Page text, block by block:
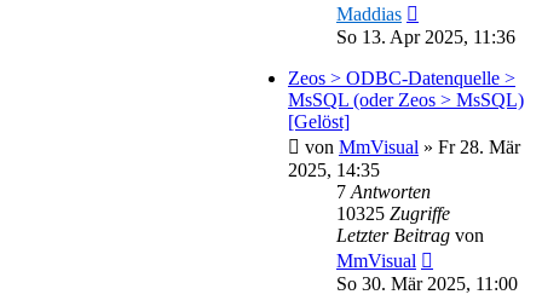
Maddias
So 13. Apr 2025, 11:36
Zeos > ODBC-Datenquelle >
MsSQL (oder Zeos > MsSQL)
[Gelöst]
von MmVisual » Fr 28. Mär
2025, 14:35
7 Antworten
10325 Zugriffe
Letzter Beitrag von
MmVisual
So 30. Mär 2025, 11:00